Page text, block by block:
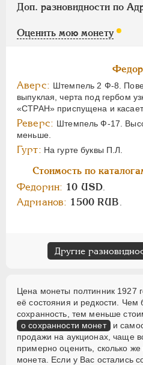
Доп. разновидности по
Оценить мою монету
Аверс: Штемпель 2 Ф-8.
выпуклая, черта под гербом
«СТРАН» приспущена и
Реверс: Штемпель Ф-17.
меньше.
Гурт: На гурте буквы П.Л.
Стоимость по
Федорин: 10 USD
Адрианов: 1500 RUB
Другие
Цена монеты полтинник 1927
её состояния и редкости.
сохранность, тем меньше
о сохранности монет и
продажи на аукционах, чаще
примерно оценить, сколько
монета. Если у Вас остались